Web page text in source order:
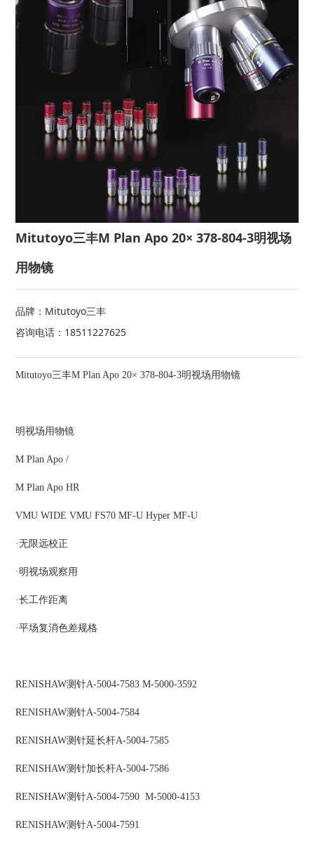
Mitutoyo三丰M Plan Apo 20× 378-804-3明视场
用物镜
品牌：Mitutoyo三丰
咨询电话：18511227625
Mitutoyo三丰M Plan Apo 20× 378-804-3明视场用物镜
明视场用物镜
M Plan Apo /
M Plan Apo HR
VMU WIDE VMU FS70 MF-U Hyper MF-U
·无限远校正
·明视场观察用
·长工作距离
·平场复消色差规格
RENISHAW测针A-5004-7583 M-5000-3592
RENISHAW测针A-5004-7584
RENISHAW测针延长杆A-5004-7585
RENISHAW测针加长杆A-5004-7586
RENISHAW测针A-5004-7590 M-5000-4153
RENISHAW测针A-5004-7591